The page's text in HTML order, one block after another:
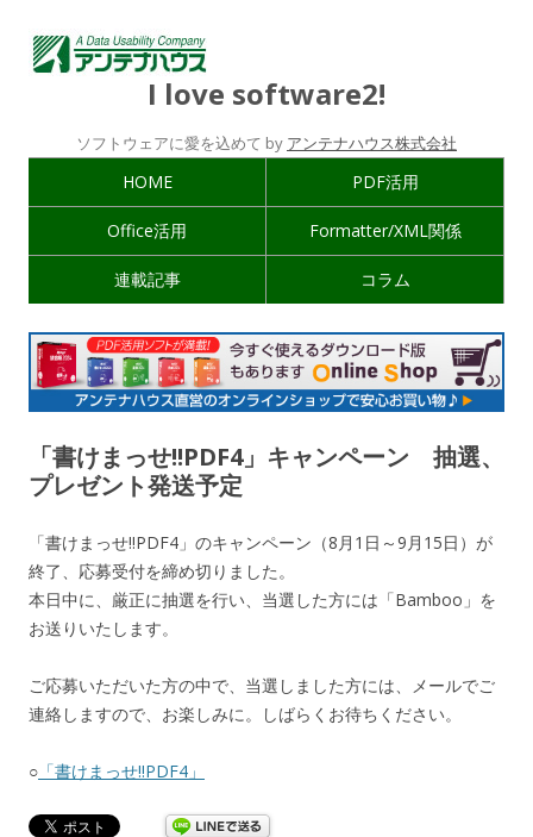
I love software2!
ソフトウェアに愛を込めて by アンテナハウス株式会社
HOME PDF活用
Office活用 Formatter/XML関係
連載記事 コラム
「書けまっせ!!PDF4」キャンペーン 抽選、
プレゼント発送予定
「書けまっせ!!PDF4」のキャンペーン（8月1日～9月15日）が
終了、応募受付を締め切りました。
本日中に、厳正に抽選を行い、当選した方には「Bamboo」を
お送りいたします。
ご応募いただいた方の中で、当選しました方には、メールでご
連絡しますので、お楽しみに。しばらくお待ちください。
○ 「書けまっせ!!PDF4」